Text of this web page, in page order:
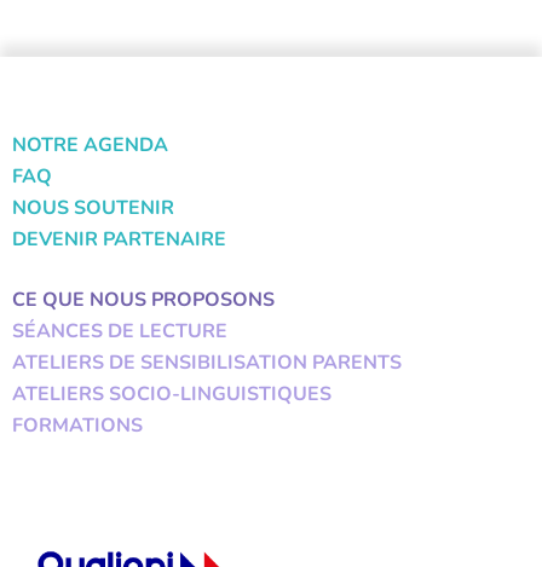
NOTRE AGENDA
FAQ
NOUS SOUTENIR
DEVENIR PARTENAIRE
CE QUE NOUS PROPOSONS
SÉANCES DE LECTURE
ATELIERS DE SENSIBILISATION PARENTS
ATELIERS SOCIO-LINGUISTIQUES
FORMATIONS